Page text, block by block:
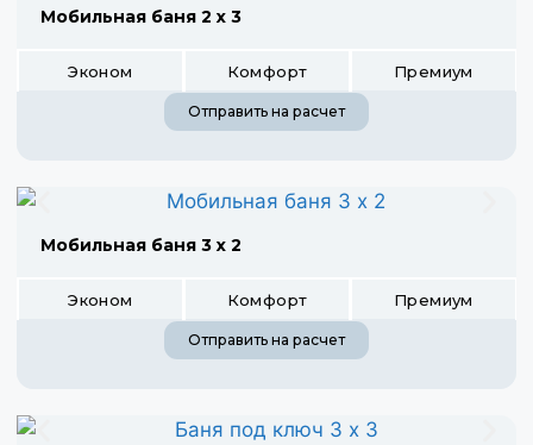
Мобильная баня 2 х 3
Эконом Комфорт Премиум
Отправить на расчет
Мобильная баня 3 х 2
Эконом Комфорт Премиум
Отправить на расчет